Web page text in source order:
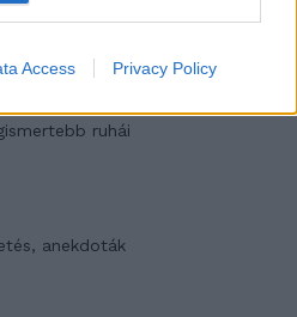
Access Privacy Policy
ruhái
anekdoták